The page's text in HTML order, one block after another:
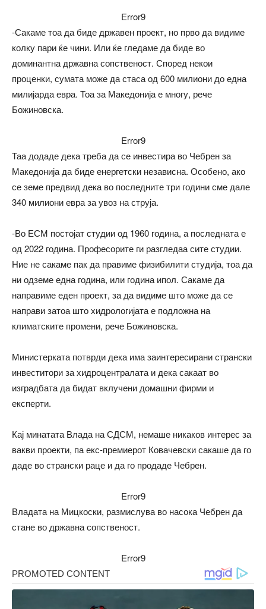
Error9
-Сакаме тоа да биде државен проект, но прво да видиме
колку пари ќе чини. Или ќе гледаме да биде во
доминантна државна сопственост. Според некои
проценки, сумата може да стаса од 600 милиони до една
милијарда евра. Тоа за Македонија е многу, рече
Божиновска.
Error9
Таа додаде дека треба да се инвестира во Чебрен за
Македонија да биде енергетски независна. Особено, ако
се земе предвид дека во последните три години сме дале
340 милиони евра за увоз на струја.
-Во ЕСМ постојат студии од 1960 година, а последната е
од 2022 година. Професорите ги разгледаа сите студии.
Ние не сакаме пак да правиме физибилити студија, тоа да
ни одземе една година, или година ипол. Сакаме да
направиме еден проект, за да видиме што може да се
направи затоа што хидрологијата е подложна на
климатските промени, рече Божиновска.
Министерката потврди дека има заинтересирани странски
инвеститори за хидроцентралата и дека сакаат во
изградбата да бидат вклучени домашни фирми и
експерти.
Кај минатата Влада на СДСМ, немаше никаков интерес за
вакви проекти, па екс-премиерот Ковачевски сакаше да го
даде во странски раце и да го продаде Чебрен.
Error9
Владата на Мицкоски, размислува во насока Чебрен да
стане во државна сопственост.
Error9